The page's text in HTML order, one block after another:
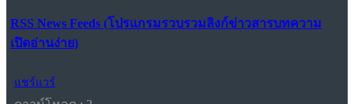
RSS News Feeds (โปรแกรมรวบรวมลิงก์ข่าวสารบทความ
เปิดอ่านง่าย)
แชร์แวร์